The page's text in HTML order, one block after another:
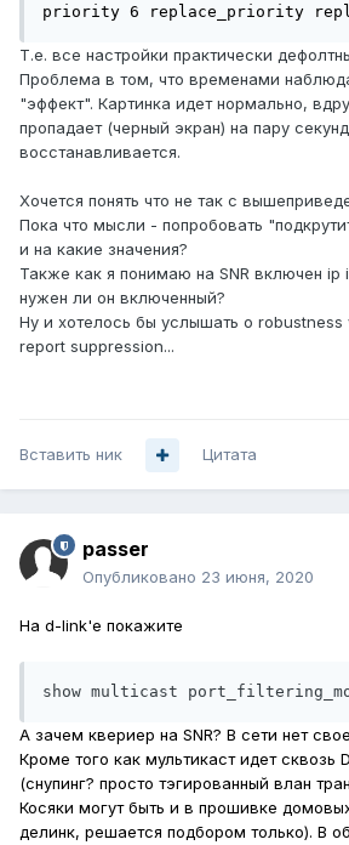
priority 6 replace_priority
Т.е. все настройки практически
Проблема в том, что временами
"эффект". Картинка идет нормально,
пропадает (черный экран) на пару
восстанавливается.
Хочется понять что не так с
Пока что мысли - попробовать
и на какие значения?
Также как я понимаю на SNR включен ip
нужен ли он включенный?
Ну и хотелось бы услышать о robustness
report suppression...
Вставить ник Цитата
passer
Опубликовано 23 июня, 2020
На d-link'е покажите
show multicast
А зачем квериер на SNR? В сети нет
Кроме того как мультикаст идет сквозь
(снупинг? просто тэгированный влан
Косяки могут быть и в прошивке
делинк, решается подбором только). В